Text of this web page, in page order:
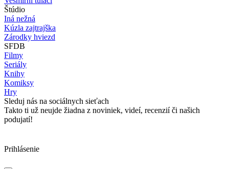
Štúdio
Iná nežná
Kúzla zajtrajška
Zárodky hviezd
SFDB
Filmy
Seriály
Knihy
Komiksy
Hry
Sleduj nás na sociálnych sieťach
Takto ti už neujde žiadna z noviniek, videí, recenzií či našich
podujatí!
Prihlásenie